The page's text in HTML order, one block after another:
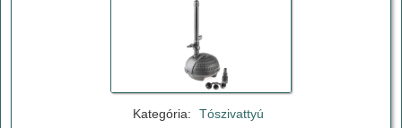
Kategória: Tószivattyú